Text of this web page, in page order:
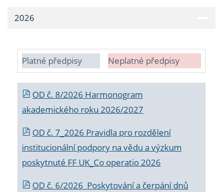
2026
Platné předpisy Neplatné předpisy
OD č. 8/2026 Harmonogram
akademického roku 2026/2027
OD č. 7_2026 Pravidla pro rozdělení
institucionální podpory na vědu a výzkum
poskytnuté FF UK_Co operatio 2026
OD č. 6/2026 Poskytování a čerpání dnů